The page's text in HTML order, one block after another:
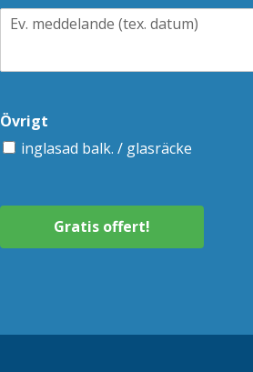
Övrigt
inglasad balk. / glasräcke
Gratis offert!